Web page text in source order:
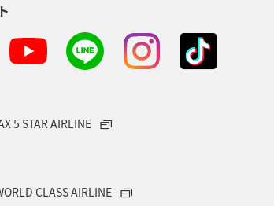
5 STAR AIRLINE
CLASS AIRLINE